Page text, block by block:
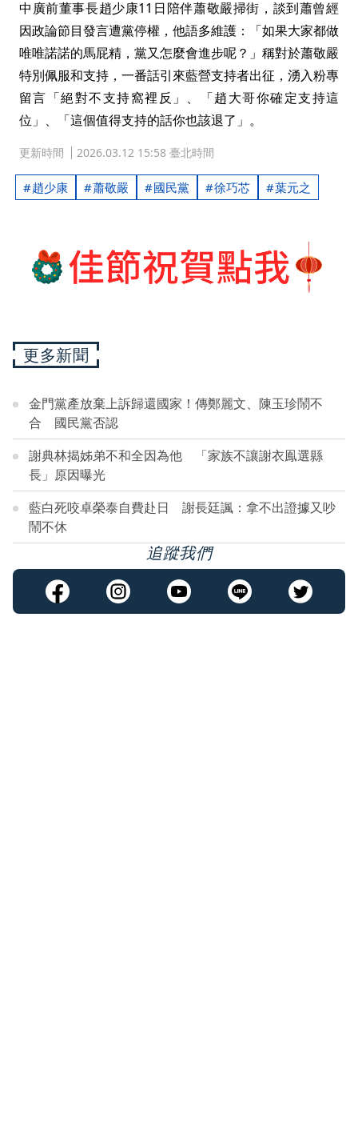
中廣前董事長趙少康11日陪伴蕭敬嚴掃街，談到蕭曾經
因政論節目發言遭黨停權，他語多維護：「如果大家都做
唯唯諾諾的馬屁精，黨又怎麼會進步呢？」稱對於蕭敬嚴
特別佩服和支持，一番話引來藍營支持者出征，湧入粉專
留言「絕對不支持窩裡反」、「趙大哥你確定支持這
位」、「這個值得支持的話你也該退了」。
更新時間 2026.03.12 15:58 臺北時間
趙少康 蕭敬嚴 國民黨 徐巧芯 葉元之
更多新聞
金門黨產放棄上訴歸還國家！傳鄭麗文、陳玉珍鬧不
合 國民黨否認
謝典林揭姊弟不和全因為他 「家族不讓謝衣鳯選縣
長」原因曝光
藍白死咬卓榮泰自費赴日 謝長廷諷：拿不出證據又吵
鬧不休
追蹤我們